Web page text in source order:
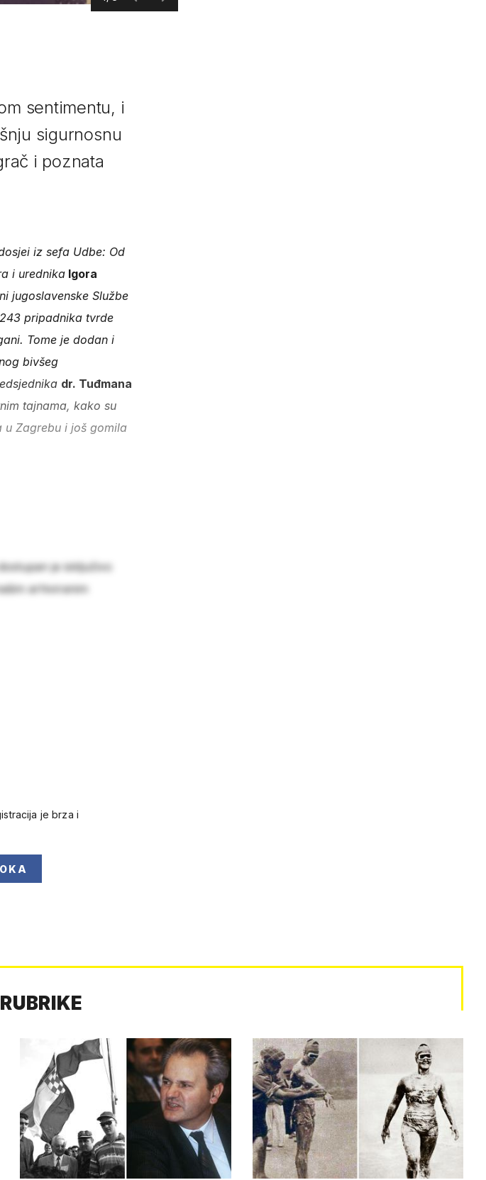
sentimentu, i
sigurnosnu
i poznata
iz sefa Udbe: Od
i urednikaIgora
jugoslavenske Službe
pripadnika tvrde
Tome je dodan i
bivšeg
dr. Tuđmana
tajnama, kako su
u Zagrebu i još gomila
je isključivo
arhiviranim
je brza i